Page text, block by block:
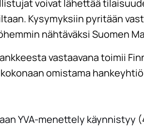
voivat lähettää
Kysymyksiin pyritään
nähtäväksi Suomen
vastaavana toimii
omistama
YVA-menettely käynnistyy